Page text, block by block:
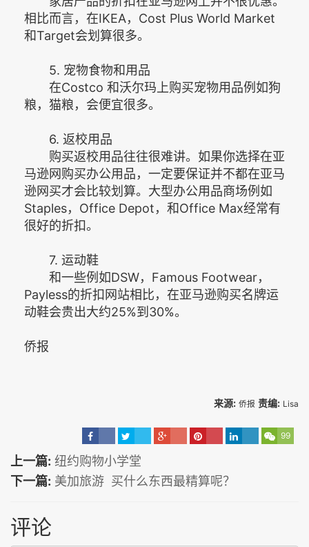
相比而言，在IKEA，Cost Plus World Market
和Target会划算很多。
5. 宠物食物和用品
在Costco 和沃尔玛上购买宠物用品例如狗
粮，猫粮，会便宜很多。
6. 返校用品
购买返校用品往往很难讲。如果你选择在亚
马逊网购买办公用品，一定要保证并不都在亚马
逊网买才会比较划算。大型办公用品商场例如
Staples，Office Depot，和Office Max经常有
很好的折扣。
7. 运动鞋
和一些例如DSW，Famous Footwear，
Payless的折扣网站相比，在亚马逊购买名牌运
动鞋会贵出大约25%到30%。
侨报
来源: 侨报 责编: Lisa
99
上一篇: 纽约购物小学堂
下一篇: 美加旅游 买什么东西最精算呢？
评论